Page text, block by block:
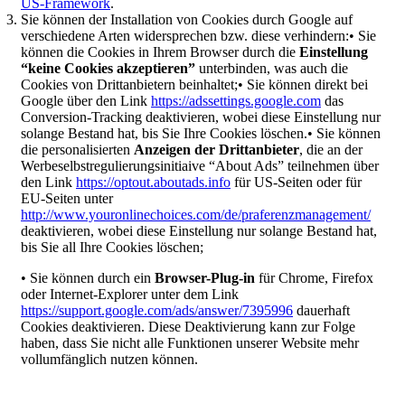
US-Framework.
Sie können der Installation von Cookies durch Google auf
verschiedene Arten widersprechen bzw. diese verhindern:• Sie
können die Cookies in Ihrem Browser durch die Einstellung
“keine Cookies akzeptieren” unterbinden, was auch die
Cookies von Drittanbietern beinhaltet;• Sie können direkt bei
Google über den Link https://adssettings.google.com das
Conversion-Tracking deaktivieren, wobei diese Einstellung nur
solange Bestand hat, bis Sie Ihre Cookies löschen.• Sie können
die personalisierten Anzeigen der Drittanbieter, die an der
Werbeselbstregulierungsinitiaive “About Ads” teilnehmen über
den Link https://optout.aboutads.info für US-Seiten oder für
EU-Seiten unter
http://www.youronlinechoices.com/de/praferenzmanagement/
deaktivieren, wobei diese Einstellung nur solange Bestand hat,
bis Sie all Ihre Cookies löschen;
• Sie können durch ein Browser-Plug-in für Chrome, Firefox
oder Internet-Explorer unter dem Link
https://support.google.com/ads/answer/7395996 dauerhaft
Cookies deaktivieren. Diese Deaktivierung kann zur Folge
haben, dass Sie nicht alle Funktionen unserer Website mehr
vollumfänglich nutzen können.